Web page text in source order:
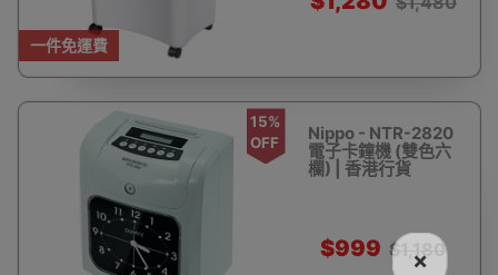
一件免運費
15%
OFF
Nippo - NTR-2820
電子卡鐘機 (雙色六
欄) | 香港行貨
$999 $1,180
×